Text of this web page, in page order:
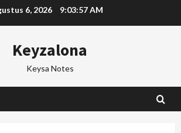
6, 2026 9:03:58 AM
Keyzalona
Keysa Notes